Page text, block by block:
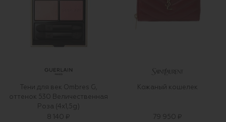
Тени для век Ombres G,
оттенок 530 Величественная
Роза (4x1,5g)
8 140 ₽
Кожаный кошелек
79 950 ₽